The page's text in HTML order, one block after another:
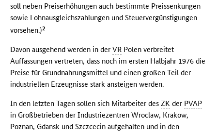
soll neben Preiserhöhungen auch bestimmte Preissenkungen
sowie Lohnausgleichszahlungen und Steuervergünstigungen
vorsehen.)2
Davon ausgehend werden in derVR Polen verbreitet
Auffassungen vertreten, dass noch im ersten Halbjahr 1976 die
Preise für Grundnahrungsmittel und einen großen Teil der
industriellen Erzeugnisse stark ansteigen werden.
In den letzten Tagen sollen sich Mitarbeiter desZK der PVAP
in Großbetrieben der Industriezentren Wroclaw, Krakow,
Poznan, Gdansk und Szczcecin aufgehalten und in den